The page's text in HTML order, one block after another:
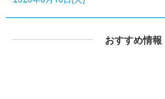
おすすめ情報